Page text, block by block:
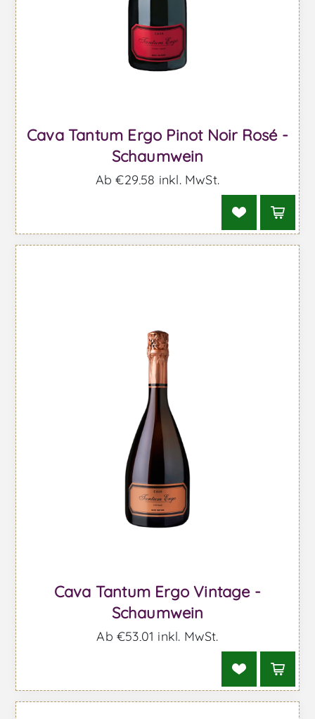
Cava Tantum Ergo Pinot Noir Rosé -
Schaumwein
Ab €29,58 inkl. MwSt.
Cava Tantum Ergo Vintage -
Schaumwein
Ab €53,01 inkl. MwSt.